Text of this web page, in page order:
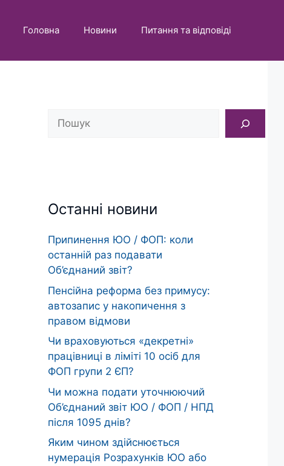
Головна Новини Питання та відповіді
Пошук
Останні новини
Припинення ЮО / ФОП: коли
останній раз подавати
Об’єднаний звіт?
Пенсійна реформа без примусу:
автозапис у накопичення з
правом відмови
Чи враховуються «декретні»
працівниці в ліміті 10 осіб для
ФОП групи 2 ЄП?
Чи можна подати уточнюючий
Об’єднаний звіт ЮО / ФОП / НПД
після 1095 днів?
Яким чином здійснюється
нумерація Розрахунків ЮО або